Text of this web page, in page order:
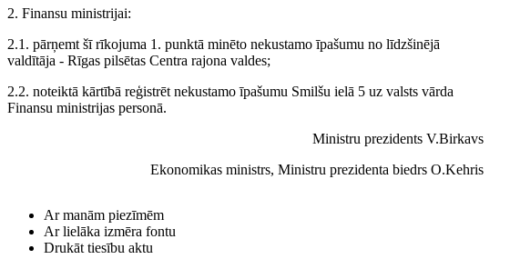
2. Finansu ministrijai:
2.1. pārņemt šī rīkojuma 1. punktā minēto nekustamo īpašumu no līdzšinējā
valdītāja - Rīgas pilsētas Centra rajona valdes;
2.2. noteiktā kārtībā reģistrēt nekustamo īpašumu Smilšu ielā 5 uz valsts vārda
Finansu ministrijas personā.
Ministru prezidents V.Birkavs
Ekonomikas ministrs, Ministru prezidenta biedrs O.Kehris
Ar manām piezīmēm
Ar lielāka izmēra fontu
Drukāt tiesību aktu